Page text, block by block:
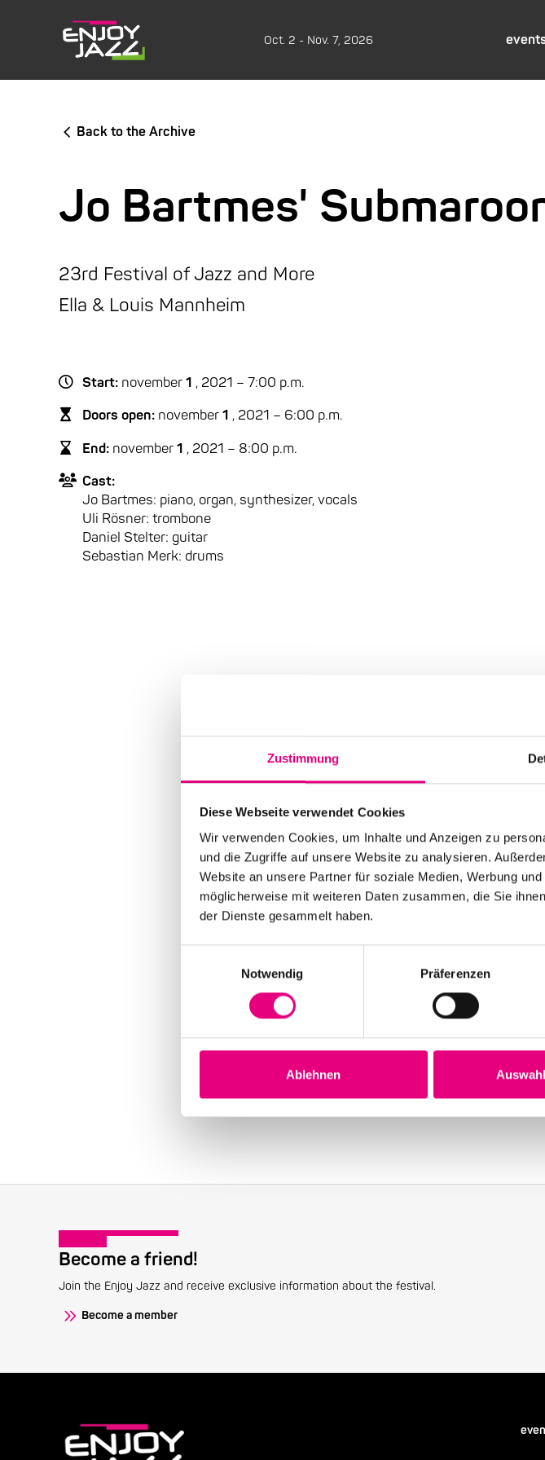
Zustimmung
Diese Webseite verwendet Cookies
Wir verwenden Cookies, um Inhalte und Anzeigen zu
und die Zugriffe auf unsere Website zu analysieren.
Website an unsere Partner für soziale Medien, Werbung
möglicherweise mit weiteren Daten zusammen, die Sie
der Dienste gesammelt haben.
Notwendig
Präferenzen
Ablehnen
Oct. 2 - Nov. 7, 2026
Back to the Archive
Jo Bartmes'
23rd Festival of Jazz and More
Ella & Louis Mannheim
Start: november1 , 2021 – 7:00 p.m.
Doors open: november1 , 2021 – 6:00 p.m.
End: november1 , 2021 – 8:00 p.m.
Cast:
Jo Bartmes: piano, organ, synthesizer, vocals
Uli Rösner: trombone
Daniel Stelter: guitar
Sebastian Merk: drums
Become a friend!
Join the Enjoy Jazz and receive exclusive information about the festival.
Become a member